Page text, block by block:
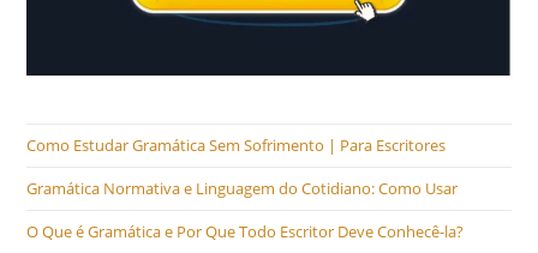
Como Estudar Gramática Sem Sofrimento | Para Escritores
Gramática Normativa e Linguagem do Cotidiano: Como Usar
O Que é Gramática e Por Que Todo Escritor Deve Conhecê-la?